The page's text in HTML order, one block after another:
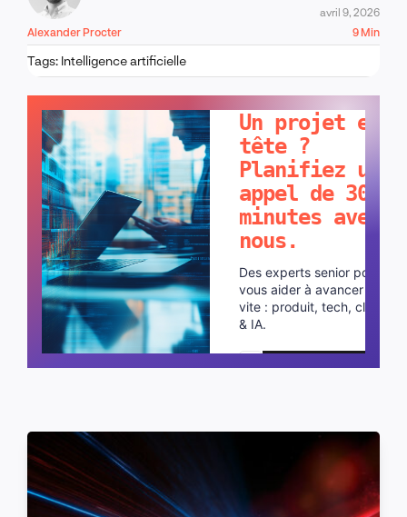
Alexander Procter
avril 9, 2026
9 Min
Tags: Intelligence artificielle
Un projet en
tête ?
Planifiez un
appel de 30
minutes avec
nous.
Des experts senior pour
vous aider à avancer plus
vite : produit, tech, cloud
& IA.
Planifier un appel